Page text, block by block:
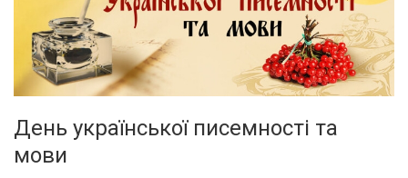
День української писемності та
мови